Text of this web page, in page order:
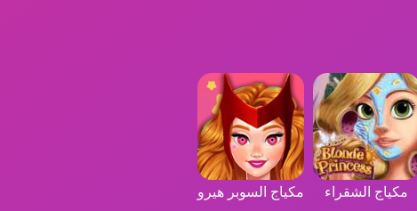
مكياج الشقراء مكياج السوبر هيرو